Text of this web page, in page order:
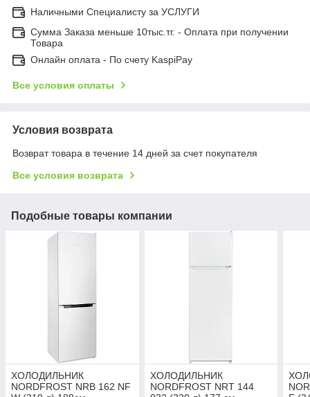
Наличными Специалисту за УСЛУГИ
Сумма Заказа меньше 10тыс.тг. - Оплата при получении
Товара
Онлайн оплата - По счету KaspiPay
Все условия оплаты
Условия возврата
Возврат товара в течение 14 дней за счет покупателя
Все условия возврата
Подобные товары компании
ХОЛОДИЛЬНИК
NORDFROST NRB 162 NF
ХОЛОДИЛЬНИК
NORDFROST NRT 144